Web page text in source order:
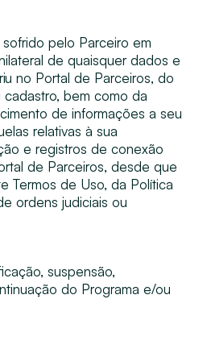
pelo Parceiro em
de quaisquer dados e
no Portal de Parceiros, do
bem como da
de informações a seu
relativas à sua
e registros de conexão
de Parceiros, desde que
Termos de Uso, da Política
ordens judiciais ou
suspensão,
do Programa e/ou